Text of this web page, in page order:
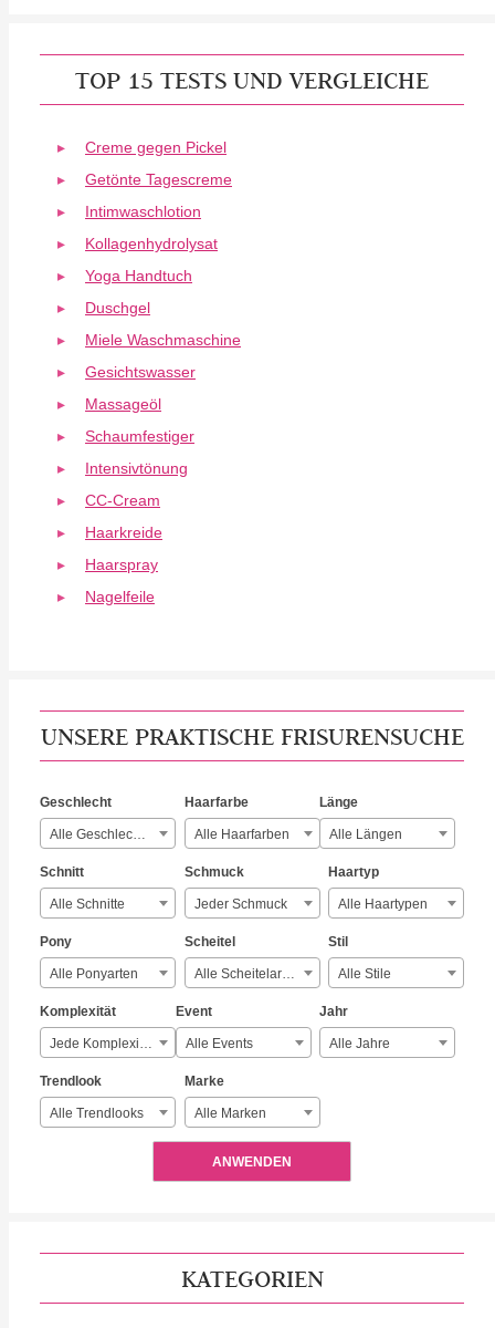
TOP 15 TESTS UND VERGLEICHE
Creme gegen Pickel
Getönte Tagescreme
Intimwaschlotion
Kollagenhydrolysat
Yoga Handtuch
Duschgel
Miele Waschmaschine
Gesichtswasser
Massageöl
Schaumfestiger
Intensivtönung
CC-Cream
Haarkreide
Haarspray
Nagelfeile
UNSERE PRAKTISCHE FRISURENSUCHE
Geschlecht
Alle Geschlechter
Haarfarbe
Alle Haarfarben
Länge
Alle Längen
Schnitt
Alle Schnitte
Schmuck
Jeder Schmuck
Haartyp
Alle Haartypen
Pony
Alle Ponyarten
Scheitel
Alle Scheitelarten
Stil
Alle Stile
Komplexität
Jede Komplexität
Event
Alle Events
Jahr
Alle Jahre
Trendlook
Alle Trendlooks
Marke
Alle Marken
ANWENDEN
KATEGORIEN